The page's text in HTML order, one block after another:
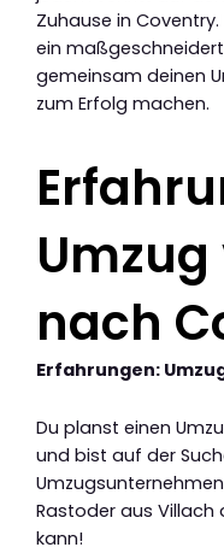
Zuhause in
ein
gemeinsam deinen
zum Erfolg machen.
nach
Erfahrungen:
Du planst einen
und bist auf der
Rastoder aus Villach
kann!